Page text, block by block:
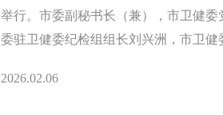
举行。市委副秘书长（兼），市卫健
委驻卫健委纪检组组长刘兴洲，市卫
2026.02.06